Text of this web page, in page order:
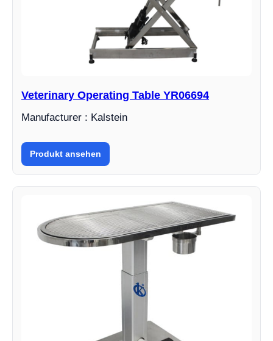
Veterinary Operating Table YR06694
Manufacturer : Kalstein
Produkt ansehen